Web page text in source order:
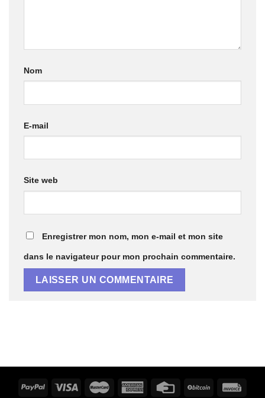
Nom
E-mail
Site web
Enregistrer mon nom, mon e-mail et mon site
dans le navigateur pour mon prochain commentaire.